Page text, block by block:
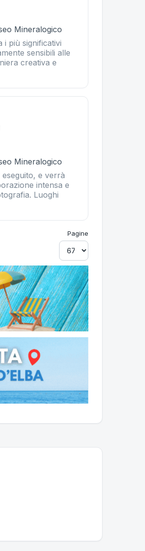
Mineralogico
i più significativi
sensibili alle
creativa e
Mineralogico
e verrà
intensa e
Luoghi
Pagine